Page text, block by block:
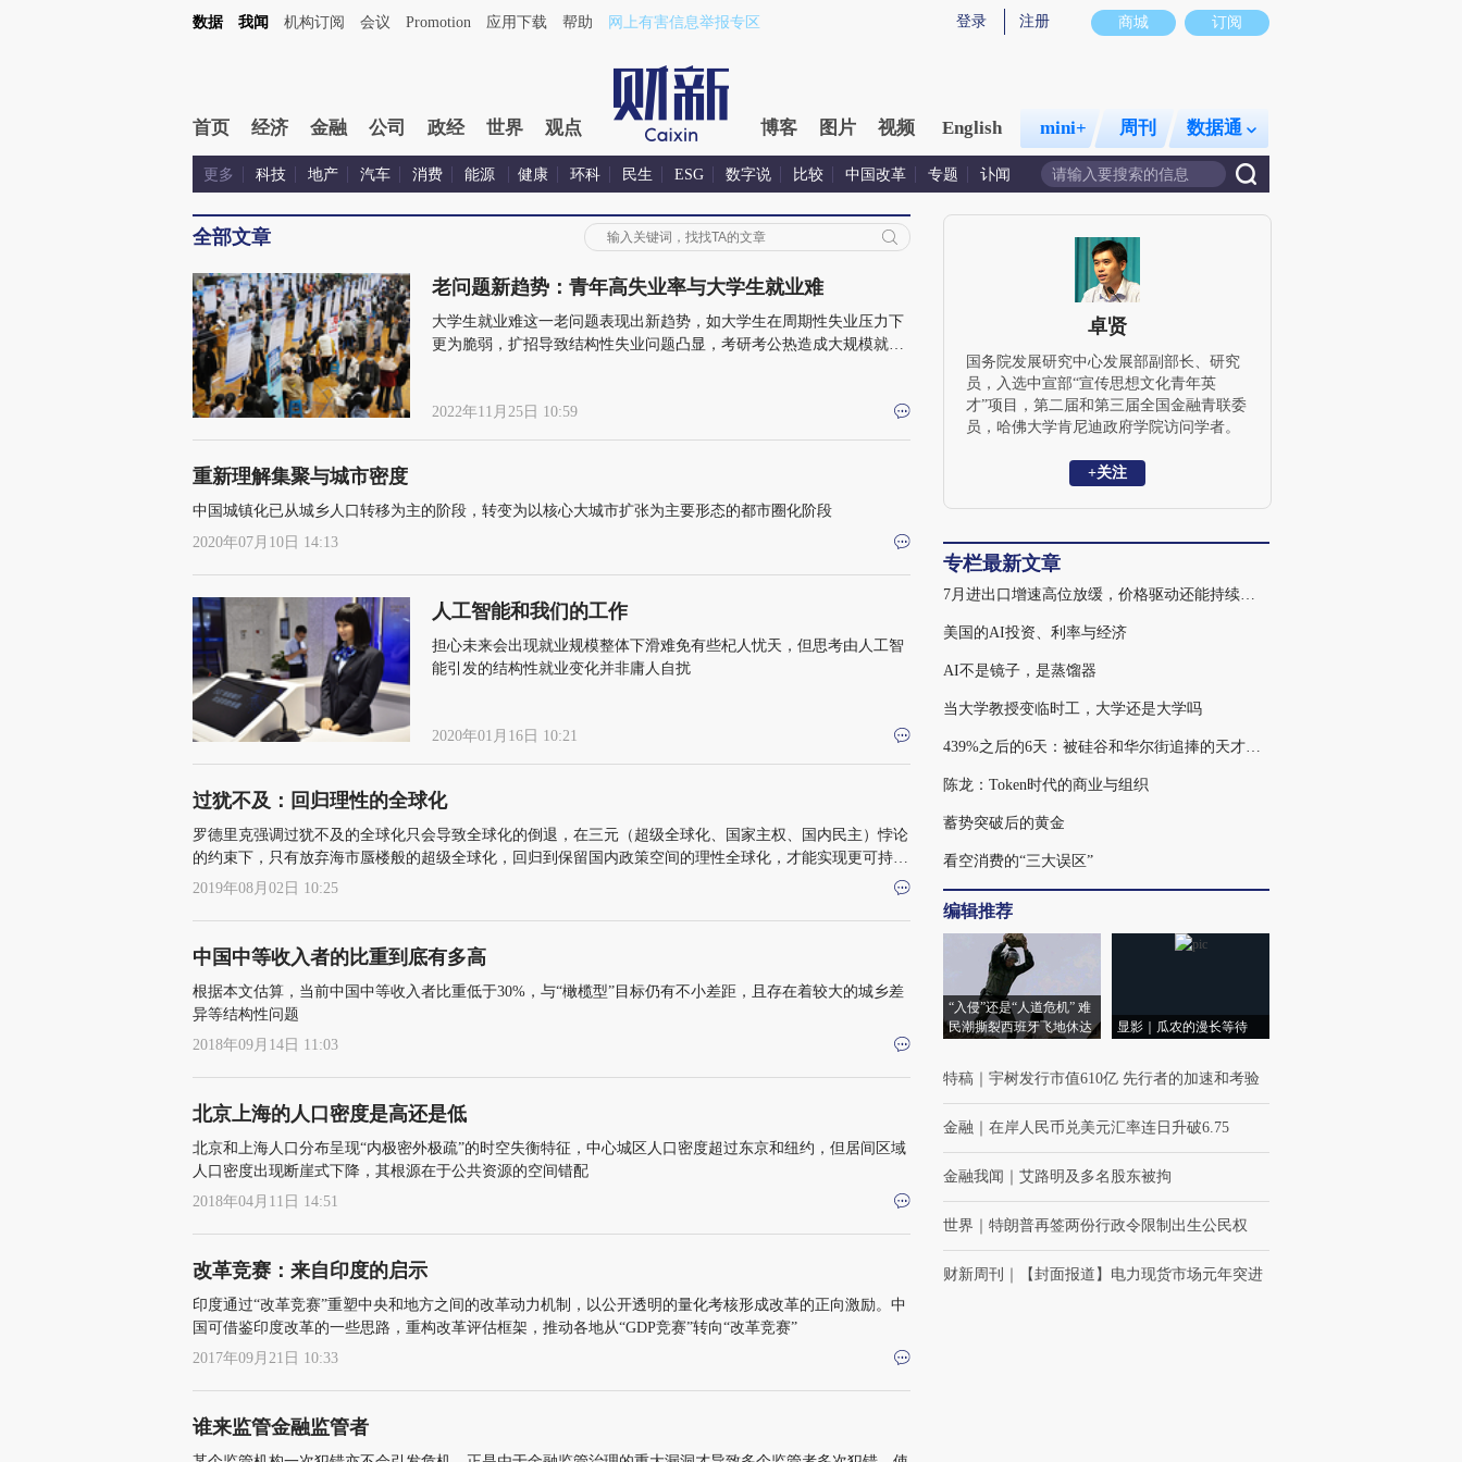
商城 订阅
登录 注册
数据 我闻 机构订阅 会议 Promotion 应用下载 帮助 网上有害信息举报专区
首页 经济 金融 公司 政经 世界 观点 博客 图片 视频 English mini+ 周刊 数据通
更多 科技 地产 汽车 消费 能源 健康 环科 民生 ESG 数字说 比较 中国改革 专题 讣闻
全部文章
老问题新趋势：青年高失业率与大学生就业难
大学生就业难这一老问题表现出新趋势，如大学生在周期性失业压力下
更为脆弱，扩招导致结构性失业问题凸显，考研考公热造成大规模就业
2022年11月25日 10:59
重新理解集聚与城市密度
中国城镇化已从城乡人口转移为主的阶段，转变为以核心大城市扩张为主要形态的都市圈化阶段
2020年07月10日 14:13
人工智能和我们的工作
担心未来会出现就业规模整体下滑难免有些杞人忧天，但思考由人工智
能引发的结构性就业变化并非庸人自扰
2020年01月16日 10:21
过犹不及：回归理性的全球化
罗德里克强调过犹不及的全球化只会导致全球化的倒退，在三元（超级全球化、国家主权、国内民主）悖论
的约束下，只有放弃海市蜃楼般的超级全球化，回归到保留国内政策空间的理性全球化，才能实现更可持
续、公平且包容的贸易体系
2019年08月02日 10:25
中国中等收入者的比重到底有多高
根据本文估算，当前中国中等收入者比重低于30%，与“橄榄型”目标仍有不小差距，且存在着较大的城乡差
异等结构性问题
2018年09月14日 11:03
北京上海的人口密度是高还是低
北京和上海人口分布呈现“内极密外极疏”的时空失衡特征，中心城区人口密度超过东京和纽约，但居间区域
人口密度出现断崖式下降，其根源在于公共资源的空间错配
2018年04月11日 14:51
改革竞赛：来自印度的启示
印度通过“改革竞赛”重塑中央和地方之间的改革动力机制，以公开透明的量化考核形成改革的正向激励。中
国可借鉴印度改革的一些思路，重构改革评估框架，推动各地从“GDP竞赛”转向“改革竞赛”
2017年09月21日 10:33
谁来监管金融监管者
卓贤
国务院发展研究中心发展部副部长、研究
员，入选中宣部“宣传思想文化青年英
才”项目，第二届和第三届全国金融青联委
员，哈佛大学肯尼迪政府学院访问学者。
研究》、《比较》、《改革》等刊物发表
（专题作者）、中国发展研究特等奖（两
家自科基金和社科基金课题。
+关注
专栏最新文章
7月进出口增速高位放缓，价格驱动还能持续多久
美国的AI投资、利率与经济
AI不是镜子，是蒸馏器
当大学教授变临时工，大学还是大学吗
439%之后的6天：被硅谷和华尔街追捧的天才，为何走入杠杆误区
陈龙：Token时代的商业与组织
蓄势突破后的黄金
看空消费的“三大误区”
编辑推荐
“入侵”还是“人道危机” 难
民潮撕裂西班牙飞地休达
显影｜瓜农的漫长等待
特稿 宇树发行市值610亿 先行者的加速和考验
金融 在岸人民币兑美元汇率连日升破6.75
金融我闻 艾路明及多名股东被拘
世界 特朗普再签两份行政令限制出生公民权
财新周刊 【封面报道】电力现货市场元年突进